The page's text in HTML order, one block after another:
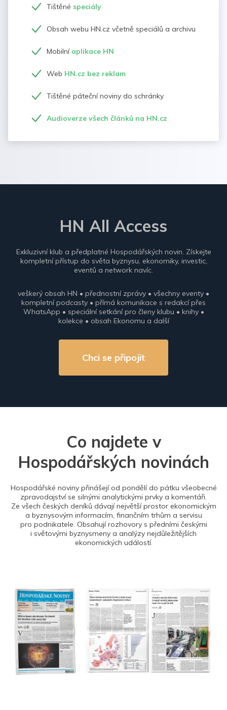
Tištěné speciály
Obsah webu HN.cz včetně speciálů a archivu
Mobilní aplikace HN
Web HN.cz bez reklam
Tištěné páteční noviny do schránky
Audioverze všech článků na HN.cz
HN All Access
Exkluzivní klub a předplatné Hospodářských novin. Získejte
kompletní přístup do světa byznysu, ekonomiky, investic,
eventů a network navíc.
veškerý obsah HN • přednostní zprávy • všechny eventy •
kompletní podcasty • přímá komunikace s redakcí přes
WhatsApp • speciální setkání pro členy klubu • knihy •
kolekce • obsah Ekonomu a další
Chci se připojit
Co najdete v
Hospodářských novinách
Hospodářské noviny přinášejí od pondělí do pátku všeobecné
zpravodajství se silnými analytickými prvky a komentáři.
Ze všech českých deníků dávají největší prostor ekonomickým
a byznysovým informacím, finančním trhům a servisu
pro podnikatele. Obsahují rozhovory s předními českými
i světovými byznysmeny a analýzy nejdůležitějších
ekonomických událostí.